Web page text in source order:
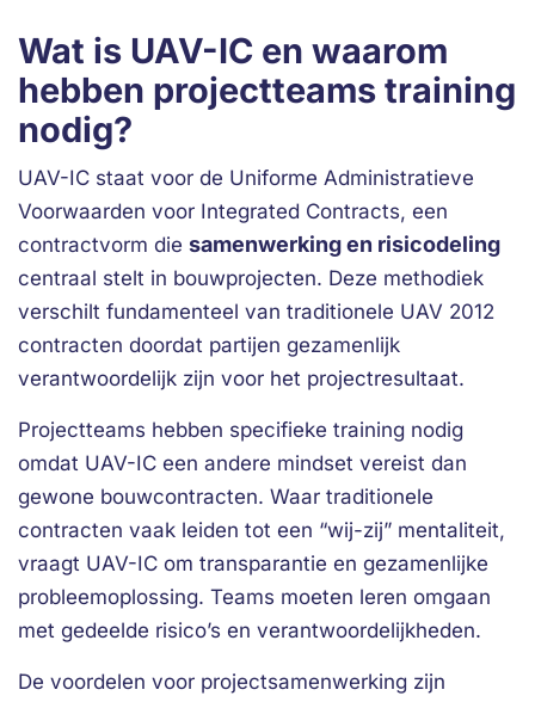
Wat is UAV-IC en waarom
hebben projectteams training
nodig?
UAV-IC staat voor de Uniforme Administratieve
Voorwaarden voor Integrated Contracts, een
contractvorm die samenwerking en risicodeling
centraal stelt in bouwprojecten. Deze methodiek
verschilt fundamenteel van traditionele UAV 2012
contracten doordat partijen gezamenlijk
verantwoordelijk zijn voor het projectresultaat.
Projectteams hebben specifieke training nodig
omdat UAV-IC een andere mindset vereist dan
gewone bouwcontracten. Waar traditionele
contracten vaak leiden tot een “wij-zij” mentaliteit,
vraagt UAV-IC om transparantie en gezamenlijke
probleemoplossing. Teams moeten leren omgaan
met gedeelde risico’s en verantwoordelijkheden.
De voordelen voor projectsamenwerking zijn